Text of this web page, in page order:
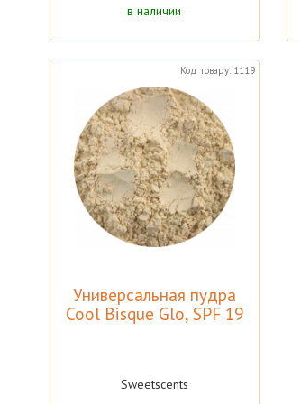
в наличии
Код товару: 1119
Универсальная пудра
Cool Bisque Glo, SPF 19
Sweetscents